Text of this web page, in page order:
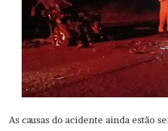
As causas do acidente ainda estão